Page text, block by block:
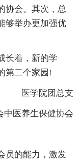
协会。其次，总
够举办更加强优
着，新的学
第二个家园!
医学院团总支
医养生保健协会
的能力，激发